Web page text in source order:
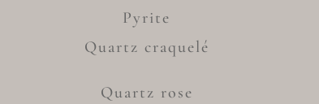
Pyrite
Quartz craquelé
Quartz rose